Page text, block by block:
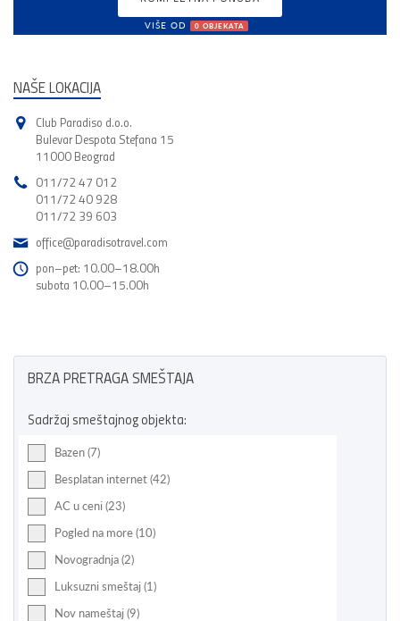
VIŠE OD 0 OBJEKATA
NAŠE LOKACIJA
Club Paradiso d.o.o.
Bulevar Despota Stefana 15
11000 Beograd
011/72 47 012
011/72 40 928
011/72 39 603
office@paradisotravel.com
pon–pet: 10.00–18.00h
subota 10.00–15.00h
BRZA PRETRAGA SMEŠTAJA
Sadržaj smeštajnog objekta:
Bazen (7)
Besplatan internet (42)
AC u ceni (23)
Pogled na more (10)
Novogradnja (2)
Luksuzni smeštaj (1)
Nov nameštaj (9)